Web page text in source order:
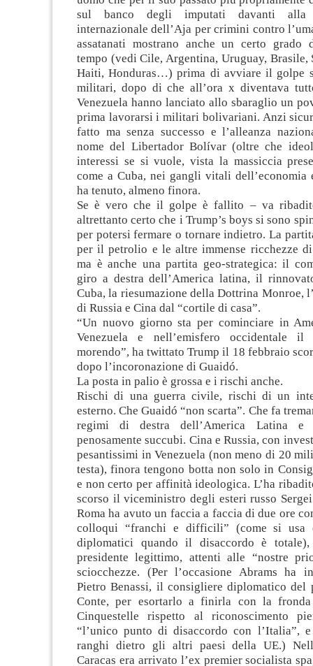
sul banco degli imputati davanti alla
internazionale dell’Aja per crimini contro
assatanati mostrano anche un certo grado
tempo (vedi Cile, Argentina, Uruguay, Brasile,
Haiti, Honduras…) prima di avviare il golpe
militari, dopo di che all’ora x diventava
Venezuela hanno lanciato allo sbaraglio un
prima lavorarsi i militari bolivariani. Anzi
fatto ma senza successo e l’alleanza
nome del Libertador Bolívar (oltre che
interessi se si vuole, vista la massiccia
come a Cuba, nei gangli vitali
ha tenuto, almeno finora.
Se è vero che il golpe è fallito – va
altrettanto certo che i Trump’s boys si sono
per potersi fermare o tornare indietro. La
per il petrolio e le altre immense ricchezze
ma è anche una partita geo-strategica: il
giro a destra dell’America latina, il
Cuba, la riesumazione della Dottrina Monroe,
di Russia e Cina dal “cortile di casa”.
“Un nuovo giorno sta per cominciare in
Venezuela e nell’emisfero occidentale il
morendo”, ha twittato Trump il 18 febbraio
dopo l’incoronazione di Guaidó.
La posta in palio è grossa e i rischi anche.
Rischi di una guerra civile, rischi di un
esterno. Che Guaidó “non scarta”. Che fa
regimi di destra dell’America Latina e
penosamente succubi. Cina e Russia, con
pesantissimi in Venezuela (non meno di 20
testa), finora tengono botta non solo in
e non certo per affinità ideologica. L’ha
scorso il viceministro degli esteri russo
Roma ha avuto un faccia a faccia di due ore
colloqui “franchi e difficili” (come si usa
diplomatici quando il disaccordo è
presidente legittimo, attenti alle “nostre
sciocchezze. (Per l’occasione Abrams ha
Pietro Benassi, il consigliere diplomatico del
Conte, per esortarlo a finirla con la
Cinquestelle rispetto al riconoscimento
“l’unico punto di disaccordo con l’Italia”,
ranghi dietro gli altri paesi della UE.)
Caracas era arrivato l’ex premier socialista